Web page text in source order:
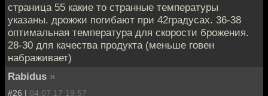
страница 55 какие то странные температуры
указаны. дрожжи погибают при 42градусах. 36-38
оптимальная температура для скорости брожения.
28-30 для качества продукта (меньше говен
набраживает)
Rabidus »
#26 | 04.07.17 19:57